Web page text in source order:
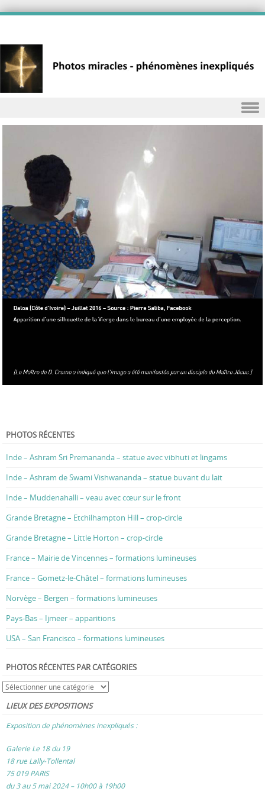
Skip to content
PHOTOS RÉCENTES
Inde – Ashram Sri Premananda – statue avec vibhuti et lingams
Inde – Ashram de Swami Vishwananda – statue buvant du lait
Inde – Muddenahalli – veau avec cœur sur le front
Grande Bretagne – Etchilhampton Hill – crop-circle
Grande Bretagne – Little Horton – crop-circle
France – Mairie de Vincennes – formations lumineuses
France – Gometz-le-Châtel – formations lumineuses
Norvège – Bergen – formations lumineuses
Pays-Bas – Ijmeer – apparitions
USA – San Francisco – formations lumineuses
PHOTOS RÉCENTES PAR CATÉGORIES
LIEUX DES EXPOSITIONS
Exposition de phénomènes inexpliqués :
Galerie Le 18 du 19
18 rue Lally-Tollental
75 019 PARIS
du 3 au 5 mai 2024 – 10h00 à 19h00